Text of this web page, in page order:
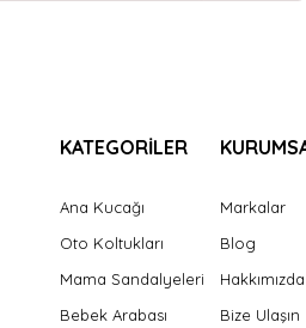
KATEGORİLER
Ana Kucağı
Oto Koltukları
Mama Sandalyeleri
Bebek Arabası
Markalar
Blog
Hakkımızda
Bize Ulaşın